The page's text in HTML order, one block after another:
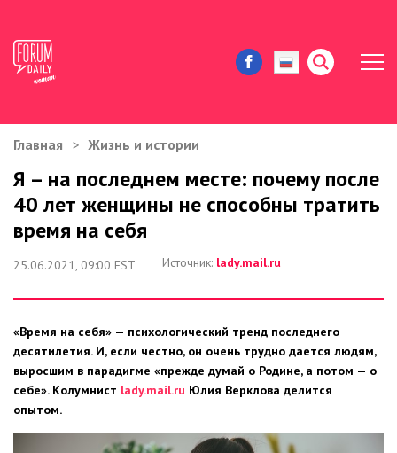
ИММИГРАЦИЯ В США
ЗНАМЕНИТОСТИ
ЗДОРОВЬЕ И КРАСОТА
ДОМ И ЕДА
Главная Жизнь и истории
Я – на последнем месте: почему после
40 лет женщины не способны тратить
время на себя
25.06.2021, 09:00 EST Источник: lady.mail.ru
«Время на себя» — психологический тренд последнего
десятилетия. И, если честно, он очень трудно дается людям,
выросшим в парадигме «прежде думай о Родине, а потом — о
себе». Колумнист lady.mail.ru Юлия Верклова делится
опытом.